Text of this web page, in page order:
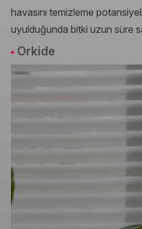
havasını temizleme
uyulduğunda bitki uzun süre
Orkide